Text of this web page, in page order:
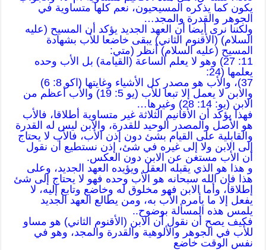
يكون كما يذكره المسيحيون، نعم كلها متساوية في
الجوهر والقدرة والمجد…
ولكننا نرى أيضا أن العهد الجديد يؤكد أن المسيح (عليه
السلام) (الأقنوم الثاني) يبقى خاضعا للأب بشهادة
المسيح (عليه السلام) أنظر (متي:
11: 27) وهو لا يعلم الساعة (القيامة) بل الأب وحده
يعلمها (24:
37)، والأب هو مصدر كل الأشياء وغايتها (اكو 8: 6)
والابن لا يعمل إلا تبعا للأب (يو 5: 19) والأب أعظم من
الابن (يو: 14: 28) وغيرها…
فهذا يؤكد أن الأقانيم الثلاثة غير متساوية أطلاقا، فالأب
هو الأصل والمصدر الوحيد للقدرة، والابن ليس له القدرة
والقابلية على القيام بشئ دون إذن الأب، فالأب لا يحتاج
إلى الابن ولا إلى غيره في شئ، إذن نستطيع أن نقول
أن الأب مستغن عن الابن دون العكس.
و هذا هو الذي يقبله العقل ويؤيده العهد الجديد، وعلى
هذا فإن الله سبحانه هو الأب وحده فهو لا يحتاج إلى شئ
إطلاقا، وأما الابن فهو مخلوق له وخاضع وتابع إليه، لا
يفعل إلا ما يأمره الأب به، ومن يطالع العهد الجديد
يلمس هذه المسألة بوضوح..
فكيف يصح أن نقول أن الابن (الأقنوم الثاني) هو مساو
للأب في الجوهر والألوهية والقدرة والمجد، وهو في
نفس الوقت خاضع